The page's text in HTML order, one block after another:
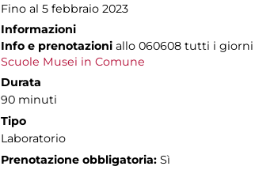
Fino al 5 febbraio 2023
Informazioni
Info e prenotazioni allo 060608 tutti i giorni
Scuole Musei in Comune
Durata
90 minuti
Tipo
Laboratorio
Prenotazione obbligatoria: Sì